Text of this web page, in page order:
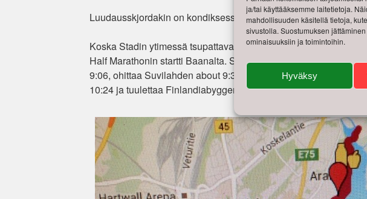
ja/tai käyttääksemme laitetietoja.
mahdollisuuden käsitellä tietoja,
sivustolla. Suostumuksen
ominaisuuksiin ja toimintoihin.
Hyväksy
Luudausskjordakin on kondiksessa. Kantsii tulla reitille
Koska Stadin ytimessä tsupattavaan juoksuun osallistuu reilut
Half Marathonin startti Baanalta. Skjordan kantaja tsuppaa 5
9:06, ohittaa Suvilahden about 9:32, huohottaa
10:24 ja tuulettaa Finlandiabyggen maalissa n. 10:30. Tämän